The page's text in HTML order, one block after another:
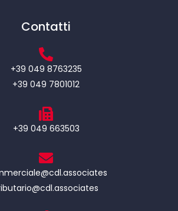
Contatti
+39 049 8763235
+39 049 7801012
+39 049 663503